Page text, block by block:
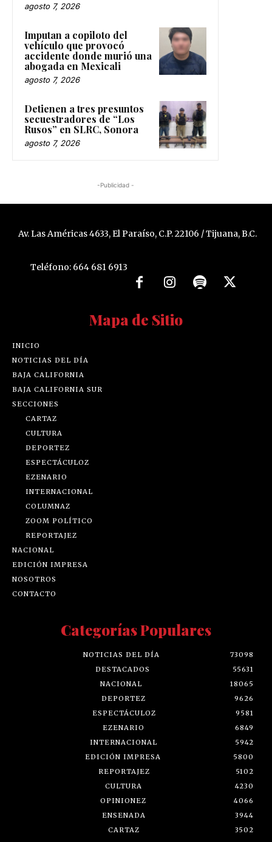
agosto 7, 2026
Imputan a copiloto del
vehículo que provocó
accidente donde murió una
abogada en Mexicali
agosto 7, 2026
Detienen a tres presuntos
secuestradores de “Los
Rusos” en SLRC, Sonora
agosto 7, 2026
-Publicidad -
Av. Las Américas 4633, El Paraíso, C.P. 22106 / Tijuana, B.C.
Teléfono: 664 681 6913
Mapa de Sitio
INICIO
NOTICIAS DEL DÍA
BAJA CALIFORNIA
BAJA CALIFORNIA SUR
SECCIONES
CARTAZ
CULTURA
DEPORTEZ
ESPECTÁCULOZ
EZENARIO
INTERNACIONAL
COLUMNAZ
ZOOM POLÍTICO
REPORTAJEZ
NACIONAL
EDICIÓN IMPRESA
NOSOTROS
CONTACTO
Categorías Populares
NOTICIAS DEL DÍA
73098
DESTACADOS
55631
NACIONAL
18065
DEPORTEZ
9626
ESPECTÁCULOZ
9581
EZENARIO
6849
INTERNACIONAL
5942
EDICIÓN IMPRESA
5800
REPORTAJEZ
5102
CULTURA
4230
OPINIONEZ
4066
ENSENADA
3944
CARTAZ
3502